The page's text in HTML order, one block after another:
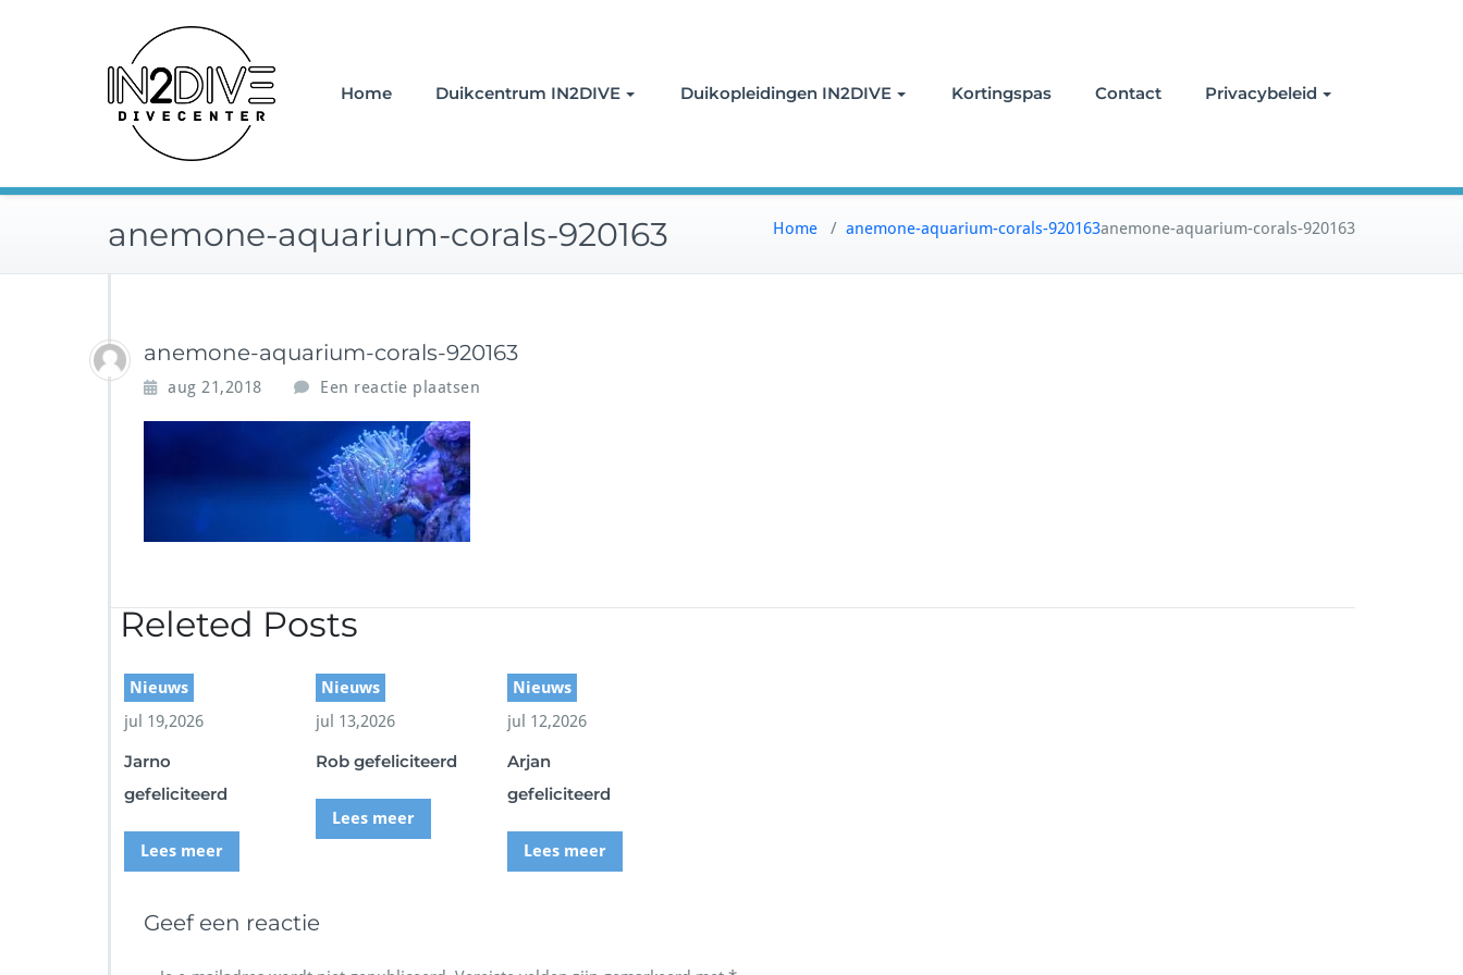
Home Duikcentrum IN2DIVE Duikopleidingen IN2DIVE Kortingspas Contact Privacybeleid
anemone-aquarium-corals-920163 Home / anemone-aquarium-corals-920163anemone-aquarium-corals-920163
anemone-aquarium-corals-920163
aug 21,2018 Een reactie plaatsen
Releted Posts
Nieuws
jul 19,2026
Jarno
gefeliciteerd
Lees meer
Nieuws
jul 13,2026
Rob gefeliciteerd
Lees meer
Nieuws
jul 12,2026
Arjan
gefeliciteerd
Lees meer
Geef een reactie